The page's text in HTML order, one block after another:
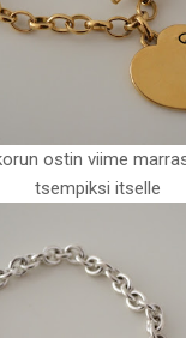
ostin viime
tsempiksi itselle